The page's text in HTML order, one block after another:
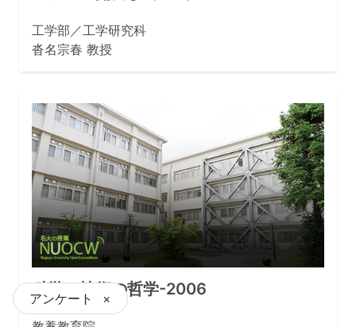
工学部／工学研究科
沓名宗春 教授
科学・技術の哲学-2006
アンケート ×